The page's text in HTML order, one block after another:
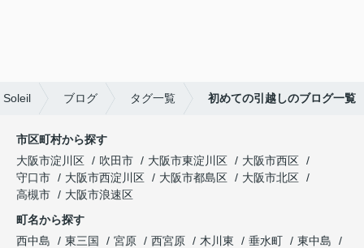
Soleil ブログ タグ一覧 初めての引越しのブログ一覧
市区町村から探す
大阪市淀川区
吹田市 大阪市東淀川区
大阪市西区
守口市
大阪市西淀川区 大阪市都島区
大阪市北区
高槻市
大阪市浪速区
町名から探す
西中島
東三国 宮原 西宮原 木川東 垂水町
東中島